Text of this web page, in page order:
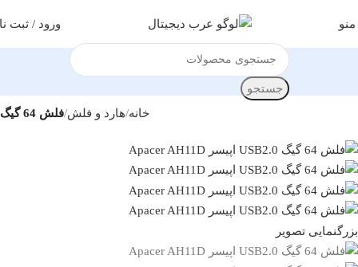
منو ورود / ثبت
جستجو
خانه هارد و فلش فلش 64 گیگ
بزرگنمایی تصویر